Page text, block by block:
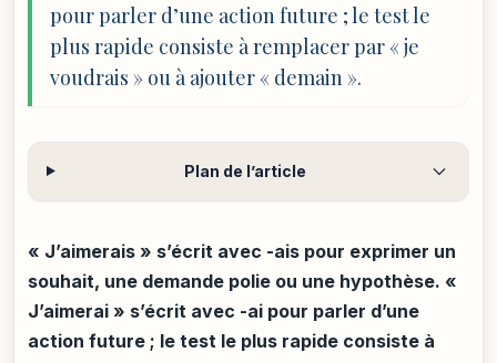
pour parler d’une action future ; le test le
plus rapide consiste à remplacer par « je
voudrais » ou à ajouter « demain ».
Plan de l’article
« J’aimerais » s’écrit avec -ais pour exprimer un
souhait, une demande polie ou une hypothèse. «
J’aimerai » s’écrit avec -ai pour parler d’une
action future ; le test le plus rapide consiste à